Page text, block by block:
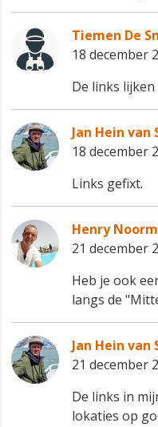
Tiemen De
18 december
De links
Jan Hein van
18 december
Links gefixt.
Henry
21 december
Heb je ook
langs de
Jan Hein van
21 december
De links in
lokaties op